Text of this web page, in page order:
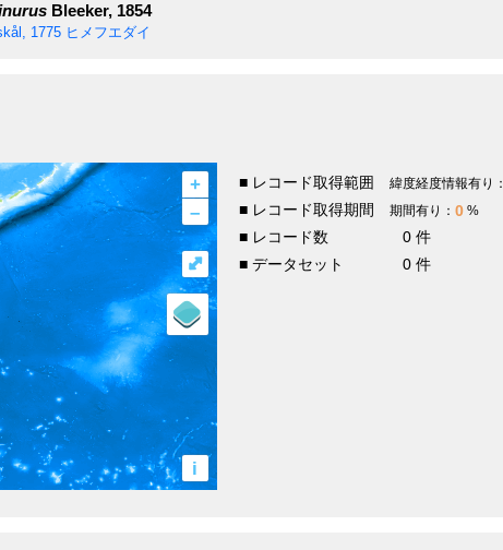
Bleeker, 1854
1775 ヒメフエダイ
+
–
i
⤢
■ レコード取得範囲 緯度経度情報有り：
■ レコード取得期間 期間有り： 0 %
■ レコード数
0 件
■ データセット
0 件